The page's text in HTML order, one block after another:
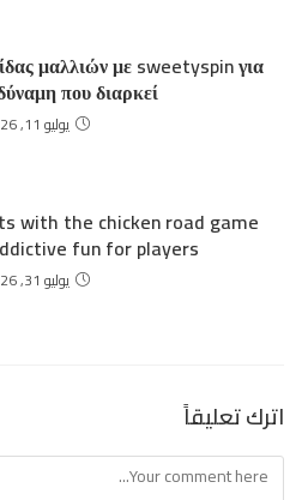
μαλλιών με sweetyspin για
που διαρκεί
يوليو 11, 2026
with the chicken road game
fun for players
يوليو 31, 2026
اترك تعليقاً
Comment